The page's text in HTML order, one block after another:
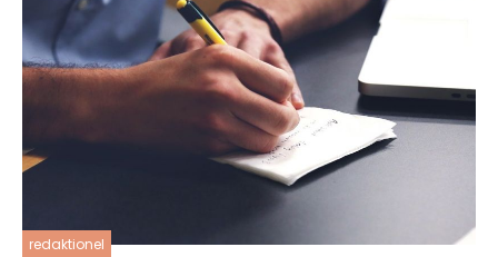
redaktionel